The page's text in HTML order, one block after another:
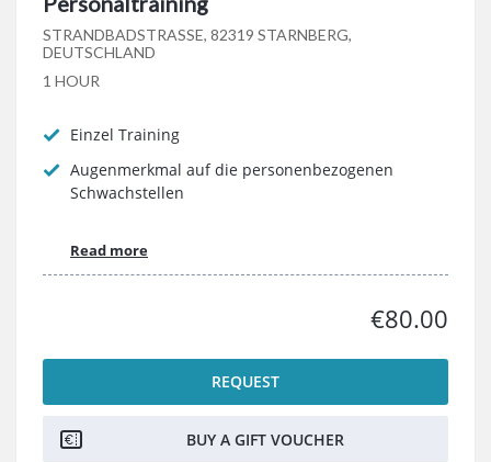
STRANDBADSTRASSE, 82319 STARNBERG, D
EUTSCHLAND
1 HOUR
Einzel Training
Augenmerkmal auf die personenbezogenen
Schwachstellen
Read more
€80.00
REQUEST
BUY A GIFT VOUCHER